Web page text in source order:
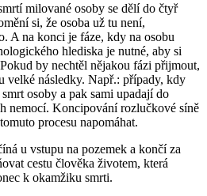
milované osoby se dělí do čtyř
si, že osoba už tu není,
A na konci je fáze, kdy na osobu
hlediska je nutné, aby si
by nechtěl nějakou fázi přijmout,
velké následky. Např.: případy, kdy
osoby a pak sami upadají do
nemocí. Koncipování rozlučkové síně
procesu napomáhat.
u vstupu na pozemek a končí za
cestu člověka životem, která
k okamžiku smrti.